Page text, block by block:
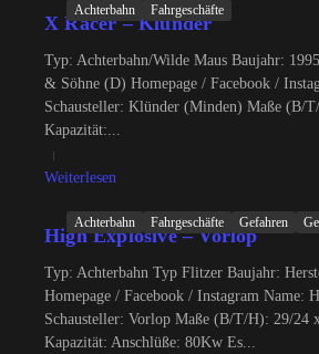
Achterbahn Fahrgeschäfte
X Racer – Klünder
Typ: Achterbahn/Wilde Maus Baujahr:
& Söhne (D) Homepage / Facebook /
Schausteller: Klünder (Minden) Maße (B/
Kapazität:...
Weiterlesen
Achterbahn Fahrgeschäfte Gefahren
High Explosive – Vorlop
Typ: Achterbahn Typ Flitzer Baujahr:
Homepage / Facebook / Instagram Name:
Schausteller: Vorlop Maße (B/T/H): 29/24
Kapazität: Anschlüße: 80Kw Es...